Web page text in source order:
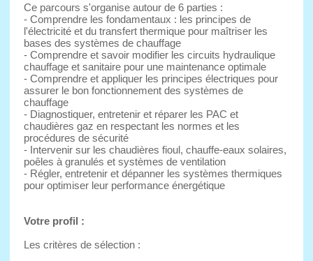
Ce parcours s'organise autour de 6 parties :
- Comprendre les fondamentaux : les principes de
l'électricité et du transfert thermique pour maîtriser les
bases des systèmes de chauffage
- Comprendre et savoir modifier les circuits hydraulique
chauffage et sanitaire pour une maintenance optimale
- Comprendre et appliquer les principes électriques pour
assurer le bon fonctionnement des systèmes de
chauffage
- Diagnostiquer, entretenir et réparer les PAC et
chaudières gaz en respectant les normes et les
procédures de sécurité
- Intervenir sur les chaudières fioul, chauffe-eaux solaires,
poêles à granulés et systèmes de ventilation
- Régler, entretenir et dépanner les systèmes thermiques
pour optimiser leur performance énergétique
Votre profil :
Les critères de sélection :